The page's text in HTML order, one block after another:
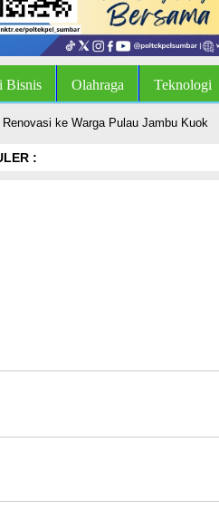
Bisnis Olahraga Teknologi
ke Warga Pulau Jambu Kuok •
: